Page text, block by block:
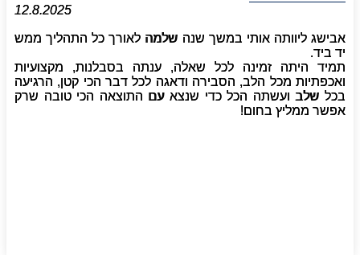
אבישג ליוותה אותי במשך שנה שלמה לאורך כל התהליך ממש
יד ביד.
תמיד היתה זמינה לכל שאלה, ענתה בסבלנות, מקצועיות
ואכפתיות מכל הלב, הסבירה ודאגה לכל דבר הכי קטן, הרגיעה
בכל שלב ועשתה הכל כדי שנצא עם התוצאה הכי טובה שרק
אפשר ממליץ בחום!
12.8.2025